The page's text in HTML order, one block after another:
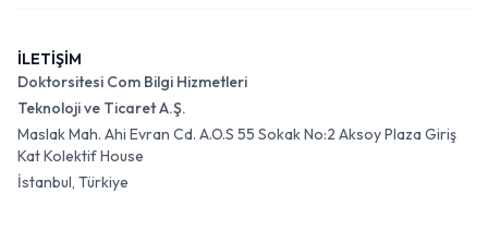
İLETİŞİM
Doktorsitesi Com Bilgi Hizmetleri
Teknoloji ve Ticaret A.Ş.
Maslak Mah. Ahi Evran Cd. A.O.S 55 Sokak No:2 Aksoy Plaza Giriş
Kat Kolektif House
İstanbul, Türkiye